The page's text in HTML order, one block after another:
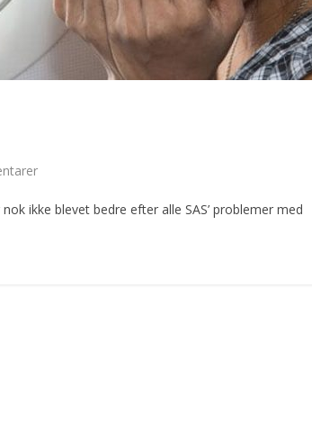
ikke blevet bedre efter alle SAS’ problemer med